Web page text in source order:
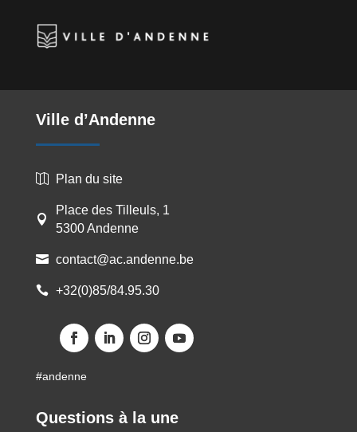
Ville d’Andenne
 Plan du site

Place des Tilleuls, 1
5300 Andenne
 contact@ac.andenne.be
 +32(0)85/84.95.30
#andenne
Questions à la une